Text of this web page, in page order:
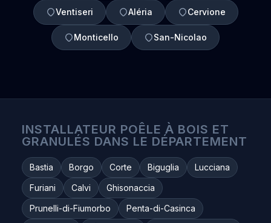
Ventiseri Aléria Cervione
Monticello San-Nicolao
INSTALLATEUR POÊLE À BOIS ET
GRANULÉS DANS LE DÉPARTEMENT
Bastia Borgo Corte Biguglia
Lucciana
Furiani
Calvi
Ghisonaccia
Prunelli-di-Fiumorbo
Penta-di-Casinca